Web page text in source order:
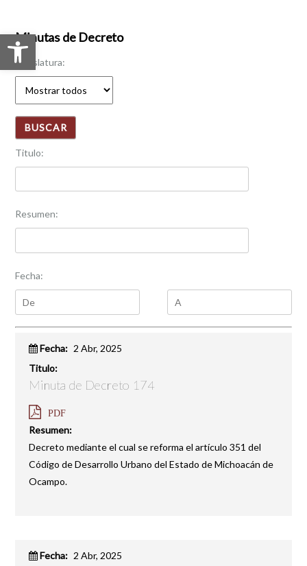
Abrir barra de herramientasMinutas de Decreto
Legislatura:
Titulo:
Resumen:
Fecha:
Fecha: 2 Abr, 2025
Titulo:
Minuta de Decreto 174
PDF
Resumen:
Decreto mediante el cual se reforma el artículo 351 del
Código de Desarrollo Urbano del Estado de Michoacán de
Ocampo.
Fecha: 2 Abr, 2025